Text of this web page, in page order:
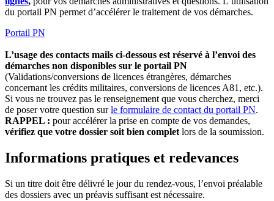
du portail PN permet d’accélérer le traitement de vos démarches.
Portail PN
L’usage des contacts mails ci-dessous est réservé à l’envoi des
démarches non disponibles sur le portail PN
(Validations/conversions de licences étrangères, démarches
concernant les crédits militaires, conversions de licences A81, etc.).
Si vous ne trouvez pas le renseignement que vous cherchez, merci
de poser votre question surle formulaire de contact du portail PN.
RAPPEL : pour accélérer la prise en compte de vos demandes,
vérifiez que votre dossier soit bien completlors de la soumission.
Informations pratiques et redevances
Si un titre doit être délivré le jour du rendez-vous, l’envoi préalable
des dossiers avec un préavis suffisant est nécessaire.